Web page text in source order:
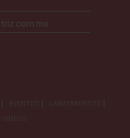
EVENTOS
LANZAMIENTOS
VIDEOS